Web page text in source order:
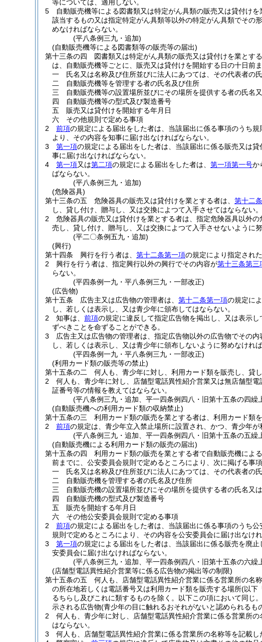
等については、適用しない。
5
自動販売機等による図書類又は特定がん具類の販売又は貸付け
該当するもの又は指定特定がん具類等以外の特定がん具類でその
めなければならない。
(平八条例三九・追加)
(自動販売機等による図書類等の販売等の届出)
第十三条の四
図書類又は特定がん具類の販売又は貸付けを業とす
は、自動販売機等ごとに、販売又は貸付けを開始する日の十日前
一
氏名又は名称及び住所並びに法人にあつては、その代表者の
二
自動販売機等を管理する者の氏名及び住所
三
自動販売機等の設置場所並びにその場所を提供する者の氏名
四
自動販売機等の型式及び製造番号
五
販売又は貸付けを開始する年月日
六
その他規則で定める事項
2
前項の規定による届出をした者は、当該届出に係る事項のうち
より、その内容を知事に届け出なければならない。
3
第一項の規定による届出をした者は、当該届出に係る販売又は
事に届け出なければならない。
4
第一項又は第二項の規定による届出をした者は、 第一項第一号か
ばならない。
(平八条例三九・追加)
(危険器具)
第十三条の五
危険器具の販売又は貸付けを業とする者は、 第十二
し、貸し付け、贈与し、又は交換によつて入手させてはならない。
2
危険器具の販売又は貸付けを業とする者は、指定危険器具以外
売し、貸し付け、贈与し、又は交換によつて入手させないように
(平二〇条例五九・追加)
(興行)
第十四条
興行を行う者は、 第十二条第一項の規定により指定され
2
興行を行う者は、指定興行以外の興行でその内容が第十三条第三
らない。
(平四条例一九・平八条例三九・一部改正)
(広告物)
第十五条
広告主又は広告物の管理者は、 第十二条第一項の規定に
し、若しくは表示し、又は青少年に頒布してはならない。
2
知事は、 前項の規定に違反して指定広告物を掲出し、又は表示
ずべきことを命ずることができる。
3
広告主又は広告物の管理者は、指定広告物以外の広告物でその内
し、若しくは表示し、又は青少年に頒布しないように努めなければ
(平四条例一九・平八条例三九・一部改正)
(利用カード類の販売等の禁止)
第十五条の二
何人も、青少年に対し、利用カード類を販売し、貸
2
何人も、青少年に対し、店舗型電話異性紹介営業又は無店舗型
証番号等の情報を教えてはならない。
(平八条例三九・追加、平一四条例四八・旧第十五条の四繰
(自動販売機への利用カード類の収納禁止)
第十五条の三
利用カード類の販売を業とする者は、利用カード類
2
前項の規定は、青少年立入禁止場所に設置され、かつ、青少年
(平八条例三九・追加、平一四条例四八・旧第十五条の五繰
(自動販売機による利用カード類の販売の届出)
第十五条の四
利用カード類の販売を業とする者で自動販売機によ
前までに、公安委員会規則で定めるところにより、次に掲げる事
一
氏名又は名称及び住所並びに法人にあつては、その代表者の
二
自動販売機を管理する者の氏名及び住所
三
自動販売機の設置場所並びにその場所を提供する者の氏名又
四
自動販売機の型式及び製造番号
五
販売を開始する年月日
六
その他公安委員会規則で定める事項
2
前項の規定による届出をした者は、当該届出に係る事項のうち
規則で定めるところにより、その内容を公安委員会に届け出なけれ
3
第一項の規定による届出をした者は、当該届出に係る販売を廃
安委員会に届け出なければならない。
(平八条例三九・追加、平一四条例四八・旧第十五条の六繰
(店舗型電話異性紹介営業等に係る広告物の掲出等の制限)
第十五条の五
何人も、店舗型電話異性紹介営業に係る営業所の名
の所在地若しくは電話番号又は利用カード類を販売する場所(以下
るちらし及びこれに類するものを除く。以下この項において同じ
示される広告物(青少年の目に触れるおそれがないと認められるも
2
何人も、青少年に対し、店舗型電話異性紹介営業に係る営業所の
はならない。
3
何人も、店舗型電話異性紹介営業に係る営業所の名称等を記載